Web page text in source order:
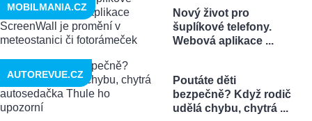
Nový život pro
šuplíkové telefony.
Webová aplikace ...
MOBILMANIA.CZ
Poutáte děti
bezpečně? Když rodič
udělá chybu, chytrá ...
AUTOREVUE.CZ